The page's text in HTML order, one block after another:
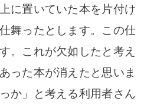
に置いていた本を片付け
舞ったとします。 この仕
。 これが欠如したと考え
った本が消えたと思いま
か」と考える利用者さん